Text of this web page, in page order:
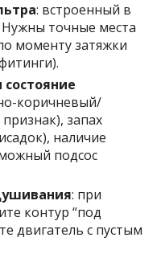
: встроенный в
точные места
моменту затяжки
коричневый/
запах
наличие
подсос
: при
контур “под
двигатель с пустым